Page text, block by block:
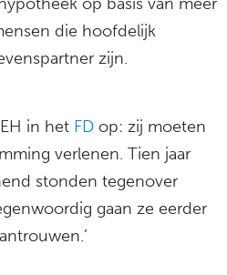
die hoofdelijk
zijn.
in het FD op: zij moeten
verlenen. Tien jaar
stonden tegenover
gaan ze eerder